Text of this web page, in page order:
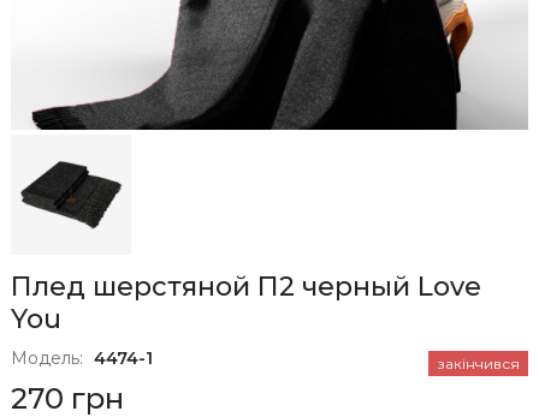
Плед шерстяной П2 черный Love
You
Модель: 4474-1 закінчився
270 грн